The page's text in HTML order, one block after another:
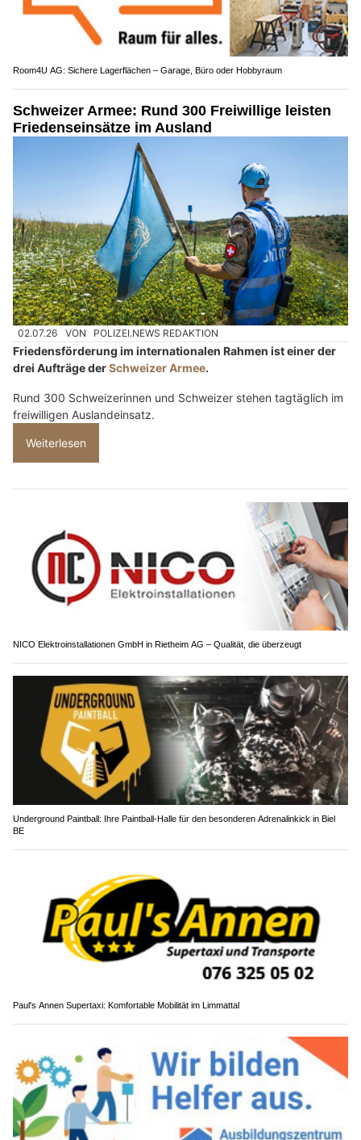
Room4U AG: Sichere Lagerflächen – Garage, Büro oder Hobbyraum
Schweizer Armee: Rund 300 Freiwillige leisten
Friedenseinsätze im Ausland
02.07.26 VON POLIZEI.NEWS REDAKTION
Friedensförderung im internationalen Rahmen ist einer der
drei Aufträge derSchweizer Armee.
Rund 300 Schweizerinnen und Schweizer stehen tagtäglich im
freiwilligen Auslandeinsatz.
Weiterlesen
NICO Elektroinstallationen GmbH in Rietheim AG – Qualität, die überzeugt
Underground Paintball: Ihre Paintball-Halle für den besonderen Adrenalinkick in Biel
BE
Paul's Annen Supertaxi: Komfortable Mobilität im Limmattal